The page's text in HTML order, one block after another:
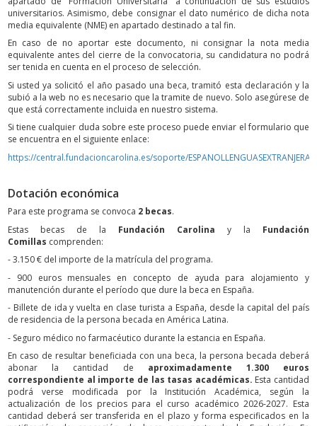
universitarios. Asimismo, debe consignar el dato numérico de dicha nota
media equivalente (NME) en apartado destinado a tal fin.
En caso de no aportar este documento, ni consignar la nota media
equivalente antes del cierre de la convocatoria, su candidatura no podrá
ser tenida en cuenta en el proceso de selección.
Si usted ya solicitó el año pasado una beca, tramitó esta declaración y la
subió a la web no es necesario que la tramite de nuevo. Solo asegúrese de
que está correctamente incluida en nuestro sistema.
Si tiene cualquier duda sobre este proceso puede enviar el formulario que
se encuentra en el siguiente enlace:
https://central.fundacioncarolina.es/soporte/
Dotación económica
Para este programa se convoca 2 becas.
Estas becas de la Fundación Carolina y la Fundación
Comillas comprenden:
- 3.150 € del importe de la matrícula del programa.
- 900 euros mensuales en concepto de ayuda para alojamiento y
manutención durante el período que dure la beca en España.
- Billete de ida y vuelta en clase turista a España, desde la capital del país
de residencia de la persona becada en América Latina.
- Seguro médico no farmacéutico durante la estancia en España.
En caso de resultar beneficiada con una beca, la persona becada deberá
abonar la cantidad de aproximadamente 1.300 euros
correspondiente al importe de las tasas académicas. Esta cantidad
podrá verse modificada por la Institución Académica, según la
actualización de los precios para el curso académico 2026-2027. Esta
cantidad deberá ser transferida en el plazo y forma especificados en la